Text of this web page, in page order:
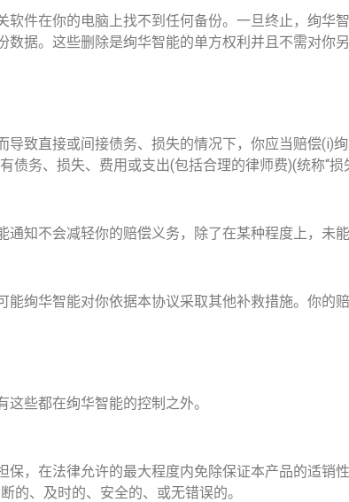
件在你的电脑上找不到任何备份。一旦终止，绚华
据。这些删除是绚华智能的单方权利并且不需对你另
致直接或间接债务、损失的情况下，你应当赔偿(i)
务、损失、费用或支出(包括合理的律师费)(统称“损
知不会减轻你的赔偿义务，除了在某种程度上，未
绚华智能对你依据本协议采取其他补救措施。你的
些都在绚华智能的控制之外。
，在法律允许的最大程度内免除保证本产品的适销
的、及时的、安全的、或无错误的。